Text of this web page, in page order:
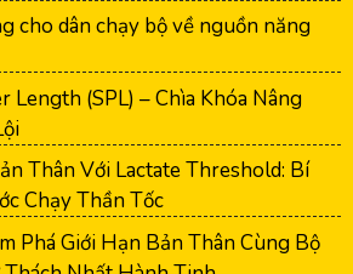
cho dân chạy bộ về nguồn năng
Length (SPL) – Chìa Khóa Nâng
Thân Với Lactate Threshold: Bí
Chạy Thần Tốc
Phá Giới Hạn Bản Thân Cùng Bộ